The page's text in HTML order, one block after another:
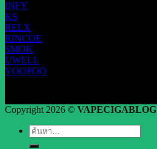
INFY
KS
RELX
RINCOE
SMOK
UWELL
VOOPOO
Copyright 2026 © VAPECIGABLOG
ค้นหา: